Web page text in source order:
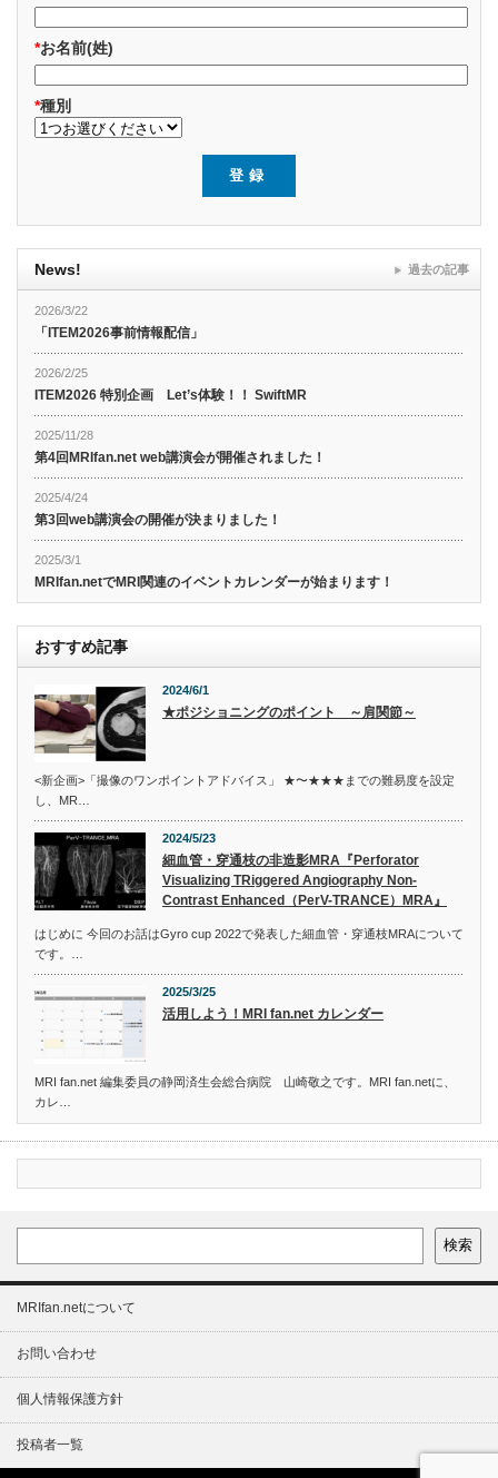
*お名前(姓)
*種別
News!
2026/3/22
「ITEM2026事前情報配信」
2026/2/25
ITEM2026 特別企画 Let’s体験！！ SwiftMR
2025/11/28
第4回MRIfan.net web講演会が開催されました！
2025/4/24
第3回web講演会の開催が決まりました！
2025/3/1
MRIfan.netでMRI関連のイベントカレンダーが始まります！
過去の記事
おすすめ記事
2024/6/1
★ポジショニングのポイント ～肩関節～
<新企画>「撮像のワンポイントアドバイス」 ★〜★★★までの難易度を設定
し、MR…
2024/5/23
細血管・穿通枝の非造影MRA『Perforator
Visualizing TRiggered Angiography Non-
Contrast Enhanced（PerV-TRANCE）MRA』
はじめに 今回のお話はGyro cup 2022で発表した細血管・穿通枝MRAについて
です。…
2025/3/25
活用しよう！MRI fan.net カレンダー
MRI fan.net 編集委員の静岡済生会総合病院 山崎敬之です。MRI fan.netに、
カレ…
検索
MRIfan.netについて
お問い合わせ
個人情報保護方針
投稿者一覧